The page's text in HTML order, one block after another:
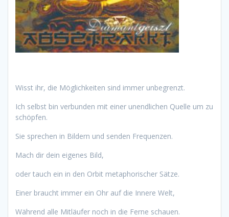
Wisst ihr, die Möglichkeiten sind immer unbegrenzt.
Ich selbst bin verbunden mit einer unendlichen Quelle um zu
schöpfen.
Sie sprechen in Bildern und senden Frequenzen.
Mach dir dein eigenes Bild,
oder tauch ein in den Orbit metaphorischer Sätze.
Einer braucht immer ein Ohr auf die Innere Welt,
Während alle Mitläufer noch in die Ferne schauen.